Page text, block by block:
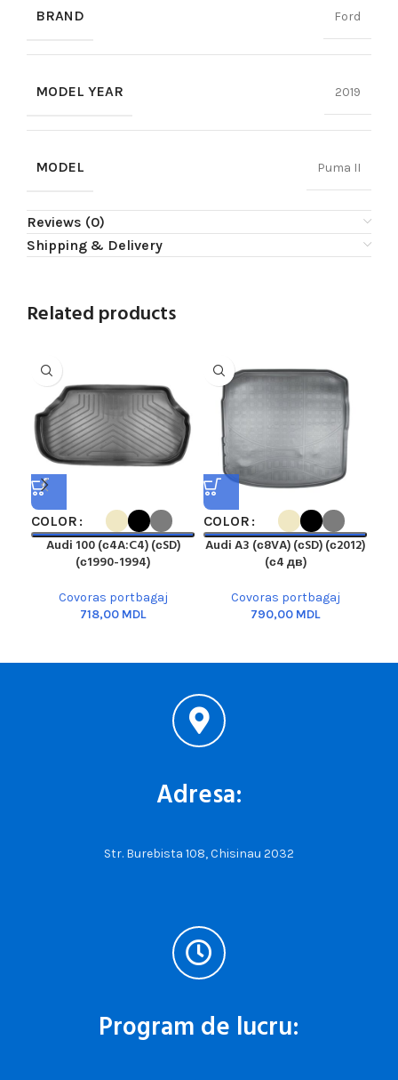
BRAND Ford
MODEL YEAR 2019
MODEL Puma II
Reviews (0)
Shipping & Delivery
Related products
COLOR
Audi 100 (с4A:C4) (сSD)
(с1990-1994)
Covoras portbagaj
MDL
COLOR
Audi A3 (с8VA) (сSD) (с2012)
(с4 дв)
Covoras portbagaj
MDL
Adresa:
Str. Burebista 108, Chisinau 2032
Program de lucru: